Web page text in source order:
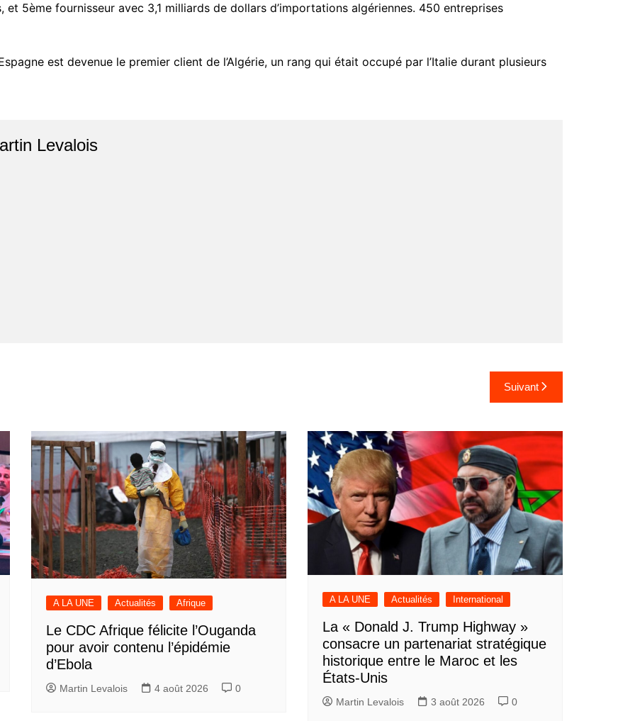
et 5ème fournisseur avec 3,1 milliards de dollars d’importations algériennes. 450 entreprises
est devenue le premier client de l’Algérie, un rang qui était occupé par l’Italie durant plusieurs
Levalois
Suivant
A LA UNE Actualités Afrique
Le CDC Afrique félicite l’Ouganda
pour avoir contenu l’épidémie
d’Ebola
Martin Levalois 4 août 2026 0
A LA UNE Actualités International
La « Donald J. Trump Highway »
consacre un partenariat stratégique
historique entre le Maroc et les
États-Unis
Martin Levalois 3 août 2026 0